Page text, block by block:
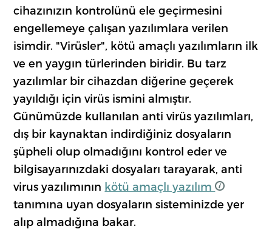
cihazınızın kontrolünü ele geçirmesini
engellemeye çalışan yazılımlara verilen
isimdir. "Virüsler", kötü amaçlı yazılımların ilk
ve en yaygın türlerinden biridir. Bu tarz
yazılımlar bir cihazdan diğerine geçerek
yayıldığı için virüs ismini almıştır.
Günümüzde kullanılan anti virüs yazılımları,
dış bir kaynaktan indirdiğiniz dosyaların
şüpheli olup olmadığını kontrol eder ve
bilgisayarınızdaki dosyaları tarayarak, anti
virus yazılımının kötü amaçlı yazılım
tanımına uyan dosyaların sisteminizde yer
alıp almadığına bakar.